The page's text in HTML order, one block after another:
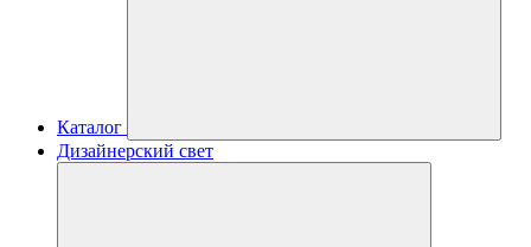
Каталог
Дизайнерский свет